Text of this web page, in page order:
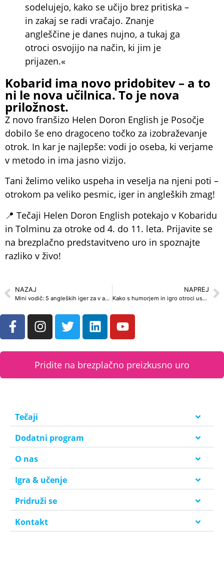
sodelujejo, kako se učijo brez pritiska –
in zakaj se radi vračajo. Znanje
angleščine je danes nujno, a tukaj ga
otroci osvojijo na način, ki jim je
prijazen.«
Kobarid ima novo pridobitev – a to
ni le nova učilnica. To je nova
priložnost.
Z novo franšizo Helen Doron English je Posočje
dobilo še eno dragoceno točko za izobraževanje
otrok. In kar je najlepše: vodi jo oseba, ki verjame
v metodo in ima jasno vizijo.
Tani želimo veliko uspeha in veselja na njeni poti –
otrokom pa veliko pesmic, iger in angleških zmag!
📍 Tečaji Helen Doron English potekajo v Kobaridu
in Tolminu za otroke od 4. do 11. leta. Prijavite se
na brezplačno predstavitveno uro in spoznajte
razliko v živo!
NAZAJ
Mini vodič: 5 angleških iger za v avto, plažo ali deževne dni
NAPREJ
Kako s humorjem in igro otroci usvajajo jezike (in srca učiteljev)
Pridite na brezplačno preizkusno uro
Tečaji
Dodatni program
O nas
Igra & učenje
Pridruži se
Kontakt